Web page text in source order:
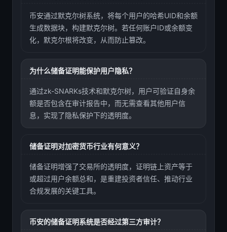
币安通过默克尔树系统，将每个用户的哈希UID和余额
生成数据块，构建默克尔树。若任何账户ID或余额变
化，默克尔根将改变，从而防止篡改。
为什么储备证明能保护用户隐私？
通过zk-SNARKs技术和默克尔树，用户可验证自身余
额是否包含在审计报告中，而无需查看其他用户信
息，实现了隐私保护下的透明度。
储备证明对加密货币行业有何意义？
储备证明增强了交易所的透明度，证明链上资产等于
或超过用户余额总和，是重建投资者信任、推动行业
合规发展的关键工具。
币安的储备证明系统是否经过第三方审计？